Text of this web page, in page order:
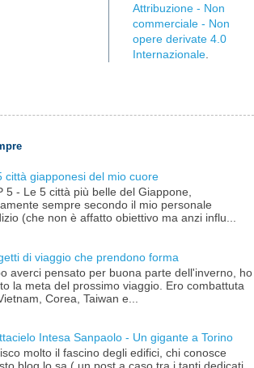
Attribuzione - Non
commerciale - Non
opere derivate 4.0
Internazionale
città giapponesi del mio cuore
5 - Le 5 città più belle del Giappone,
sempre secondo il mio personale
(che non è affatto obiettivo ma anzi influ...
di viaggio che prendono forma
averci pensato per buona parte dell'inverno, ho
la meta del prossimo viaggio. Ero combattuta
Corea, Taiwan e...
Intesa Sanpaolo - Un gigante a Torino
molto il fascino degli edifici, chi conosce